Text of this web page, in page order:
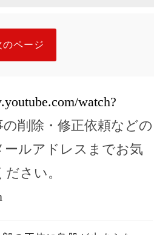
のページ
watch?
の削除・修正依頼などの
ールアドレスまでお気
さい。